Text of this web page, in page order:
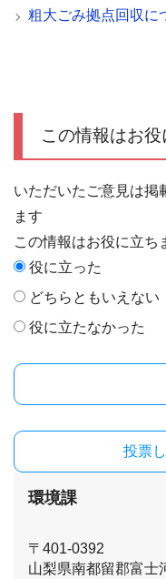
粗大ごみ拠点回収に
この情報はお
いただいたご意見は掲
ます
この情報はお役に立ち
役に立った
どちらともいえない
役に立たなかった
投票
環境課
〒401-0392
山梨県南都留郡富士